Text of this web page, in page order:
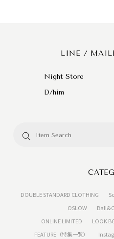
LINE /
Night Store
D/him
DOUBLE STANDARD CLOTHING
OSLOW
ONLINE LIMITED
LOOK
FEATURE（特集一覧）